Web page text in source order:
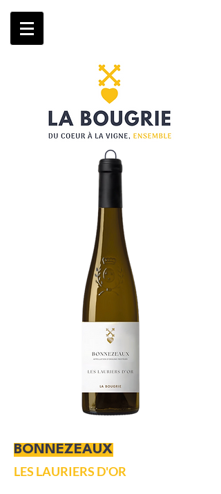
BONNEZEAUX
LES LAURIERS D'OR